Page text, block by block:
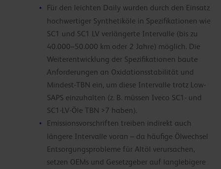
Für den leichten Daily wurden durch den Einsatz
hochwertiger Synthetiköle in Spezifikationen wie
SC1 und SC1 LV verlängerte Intervalle (bis zu
40.000–50.000 km oder 2 Jahre) möglich. Die
Weiterentwicklung der Spezifikationen baute
Anforderungen an Oxidationsstabilität und
Mindest-TBN ein, um diese Intervalle trotz Low-
SAPS einzuhalten (z. B. müssen Iveco SC1- und
SC1-LV-Öle TBN >7 haben).
Emissionsvorschriften treiben indirekt auch
längere Intervalle voran – da häufige Ölwechsel
Entsorgungsprobleme für Altöl verursachen,
setzen OEMs und Gesetzgeber auf langlebigere